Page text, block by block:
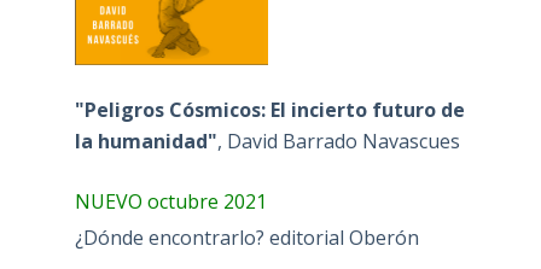
"Peligros Cósmicos: El incierto futuro de
la humanidad", David Barrado Navascues
NUEVO octubre 2021
¿Dónde encontrarlo? editorial Oberón